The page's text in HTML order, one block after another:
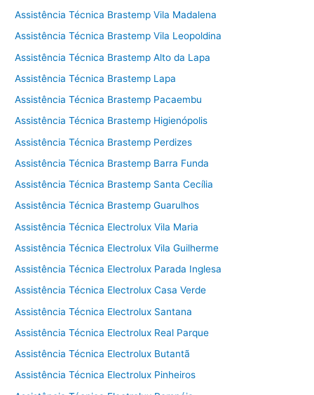
Assistência Técnica Brastemp Vila Madalena
Assistência Técnica Brastemp Vila Leopoldina
Assistência Técnica Brastemp Alto da Lapa
Assistência Técnica Brastemp Lapa
Assistência Técnica Brastemp Pacaembu
Assistência Técnica Brastemp Higienópolis
Assistência Técnica Brastemp Perdizes
Assistência Técnica Brastemp Barra Funda
Assistência Técnica Brastemp Santa Cecília
Assistência Técnica Brastemp Guarulhos
Assistência Técnica Electrolux Vila Maria
Assistência Técnica Electrolux Vila Guilherme
Assistência Técnica Electrolux Parada Inglesa
Assistência Técnica Electrolux Casa Verde
Assistência Técnica Electrolux Santana
Assistência Técnica Electrolux Real Parque
Assistência Técnica Electrolux Butantã
Assistência Técnica Electrolux Pinheiros